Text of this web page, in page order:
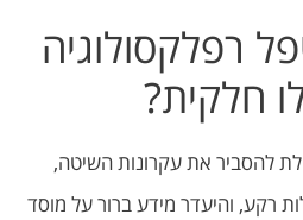
רפלקסולוגיה
חלקית?
להסביר את עקרונות השיטה,
רקע, והיעדר מידע ברור על מוסד